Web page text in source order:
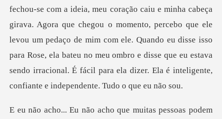
fechou-se com a ideia, meu coração caiu e minha cabeça
girava. Agora que chegou o momento, percebo que ele
le